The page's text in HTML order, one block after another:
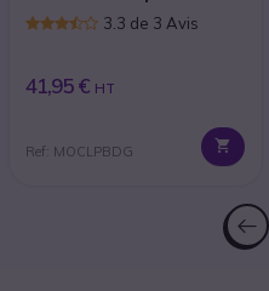
Motorola CLP446
3.3 de 3 Avis
41,95 € HT
Ref: MOCLPBDG